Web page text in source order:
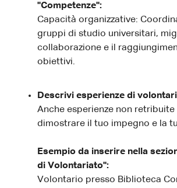
"Competenze":
Capacità organizzative:
gruppi di studio universitari,
collaborazione e il
obiettivi.
Descrivi esperienze di
Anche esperienze non
dimostrare il tuo impegno e la
Esempio da inserire nella
di Volontariato":
Volontario presso Biblioteca